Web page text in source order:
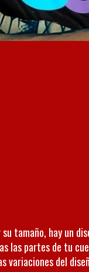
tamaño, hay un
las partes de tu
variaciones del